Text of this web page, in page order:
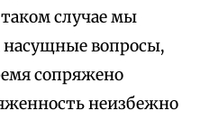
случае мы
насущные вопросы,
сопряжено
неизбежно